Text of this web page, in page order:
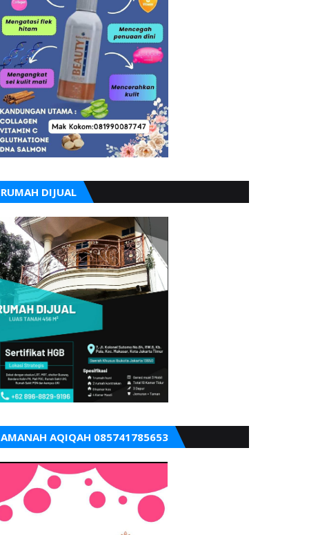
RUMAH DIJUAL
AMANAH AQIQAH 085741785653